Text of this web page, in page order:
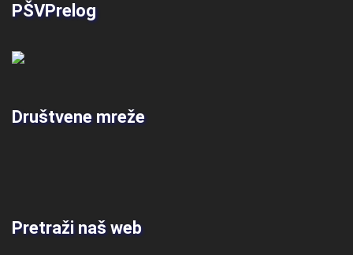
PŠVPrelog
Društvene mreže
Pretraži naš web